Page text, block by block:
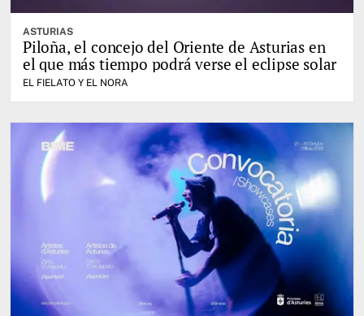
ASTURIAS
Piloña, el concejo del Oriente de Asturias en
el que más tiempo podrá verse el eclipse solar
EL FIELATO Y EL NORA